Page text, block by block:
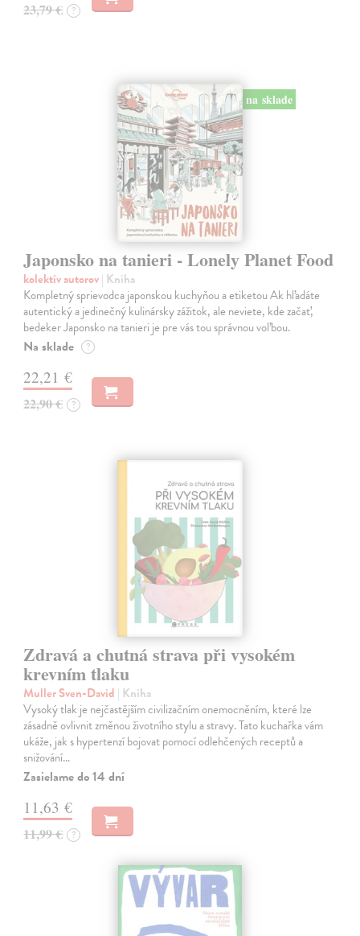
23,79 € ?
na sklade
Japonsko na tanieri - Lonely Planet Food
kolektív autorov| Kniha
Kompletný sprievodca japonskou kuchyňou a etiketou Ak hľadáte
autentický a jedinečný kulinársky zážitok, ale neviete, kde začať,
bedeker Japonsko na tanieri je pre vás tou správnou voľbou.
Na sklade ?
22,21 €
22,90 € ?
Zdravá a chutná strava při vysokém
krevním tlaku
Muller Sven-David | Kniha
Vysoký tlak je nejčastějším civilizačním onemocněním, které lze
zásadně ovlivnit změnou životního stylu a stravy. Tato kuchařka vám
ukáže, jak s hypertenzí bojovat pomocí odlehčených receptů a
snižování…
Zasielame do 14 dní
11,63 €
11,99 € ?